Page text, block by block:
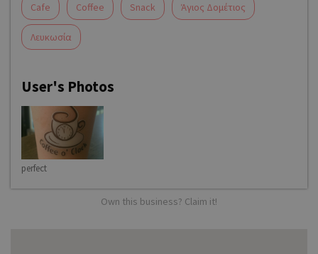
Cafe Coffee Snack Άγιος Δομέτιος
Λευκωσία
User's Photos
perfect
Own this business? Claim it!